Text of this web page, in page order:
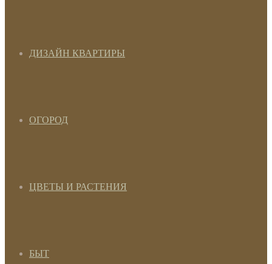
ДИЗАЙН КВАРТИРЫ
ОГОРОД
ЦВЕТЫ И РАСТЕНИЯ
БЫТ